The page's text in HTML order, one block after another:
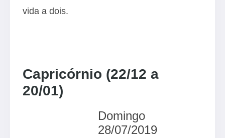
vida a dois.
Capricórnio (22/12 a
20/01)
Domingo
28/07/2019